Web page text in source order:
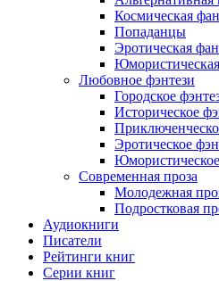
Космическая
Попаданцы
Эротическая
Любовное фэнтези
Городское
Историческое
Эротическое
Современная проза
Молодежная
Подростковая
Аудиокниги
Писатели
Рейтинги книг
Серии книг